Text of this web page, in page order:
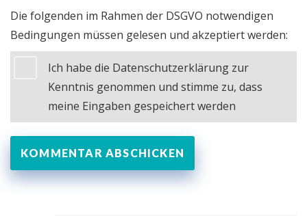
Die folgenden im Rahmen der DSGVO notwendigen
Bedingungen müssen gelesen und akzeptiert werden:
Ich habe die Datenschutzerklärung zur
Kenntnis genommen und stimme zu, dass
meine Eingaben gespeichert werden